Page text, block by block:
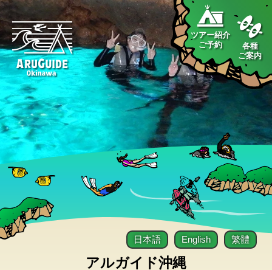
ツアー紹介
ご予約
各種
ご案内
アルガイド沖縄
日本語 English 繁體